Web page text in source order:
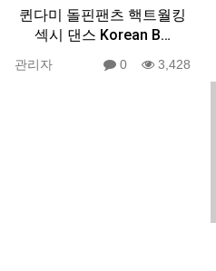
퀸다미 돌핀팬츠 핵트월킹
섹시 댄스 Korean B…
관리자 0 3,428